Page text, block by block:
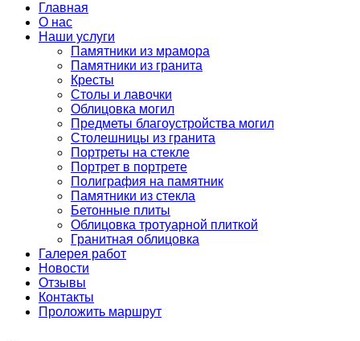
Главная
О нас
Наши услуги
Памятники из мрамора
Памятники из гранита
Кресты
Столы и лавочки
Облицовка могил
Предметы благоустройства могил
Столешницы из гранита
Портреты на стекле
Портрет в портрете
Полиграфия на памятник
Памятники из стекла
Бетонные плиты
Облицовка тротуарной плиткой
Гранитная облицовка
Галерея работ
Новости
Отзывы
Контакты
Проложить маршрут